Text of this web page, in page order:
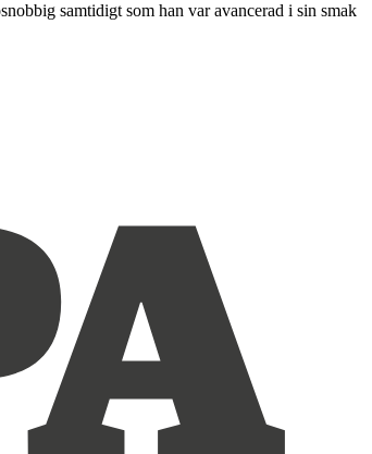
samtidigt som han var avancerad i sin smak